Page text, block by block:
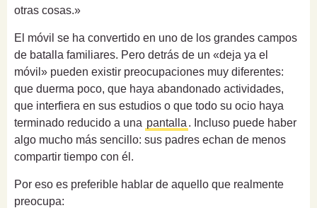
otras cosas.»
El móvil se ha convertido en uno de los grandes campos
de batalla familiares. Pero detrás de un «deja ya el
móvil» pueden existir preocupaciones muy diferentes:
que duerma poco, que haya abandonado actividades,
que interfiera en sus estudios o que todo su ocio haya
terminado reducido a una pantalla . Incluso puede haber
algo mucho más sencillo: sus padres echan de menos
compartir tiempo con él.
Por eso es preferible hablar de aquello que realmente
preocupa: